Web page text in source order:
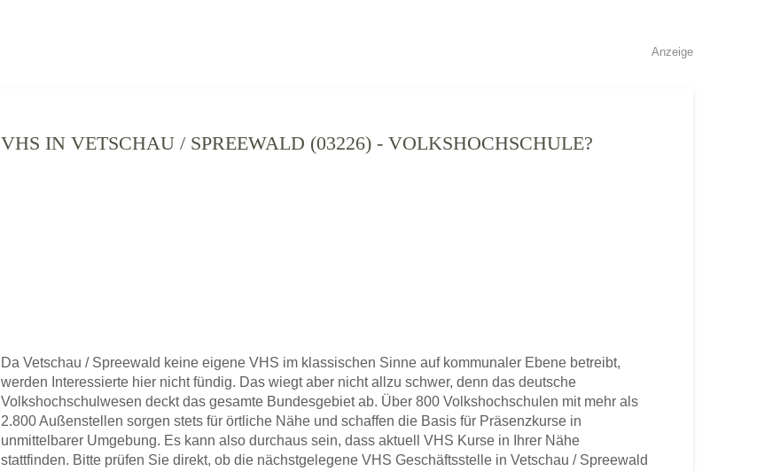
Anzeige
VHS IN VETSCHAU / SPREEWALD (03226) - VOLKSHOCHSCHULE?
Da Vetschau / Spreewald keine eigene VHS im klassischen Sinne auf kommunaler Ebene betreibt,
werden Interessierte hier nicht fündig. Das wiegt aber nicht allzu schwer, denn das deutsche
Volkshochschulwesen deckt das gesamte Bundesgebiet ab. Über 800 Volkshochschulen mit mehr als
2.800 Außenstellen sorgen stets für örtliche Nähe und schaffen die Basis für Präsenzkurse in
unmittelbarer Umgebung. Es kann also durchaus sein, dass aktuell VHS Kurse in Ihrer Nähe
stattfinden. Bitte prüfen Sie direkt, ob die nächstgelegene VHS Geschäftsstelle in Vetschau / Spreewald